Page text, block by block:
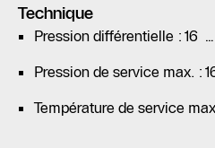
Technique
Pression différentielle : 16
Pression de service max. :
Température de service